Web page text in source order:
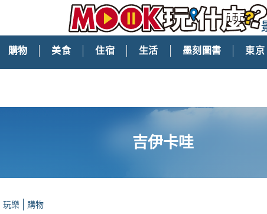
購物 美食 住宿 生活 墨刻圖書 東京
吉伊卡哇
玩樂 購物